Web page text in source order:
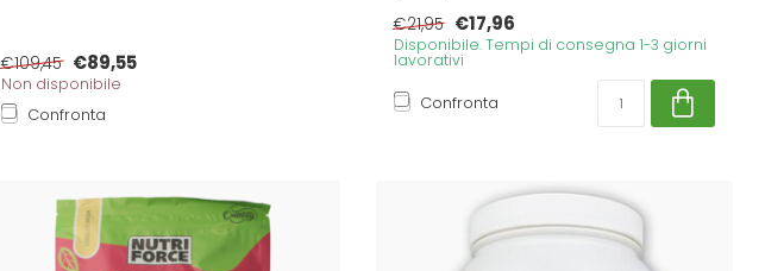
€109,45 €89,55
Non disponibile
Confronta
€21,95 €17,96
Disponibile. Tempi di consegna 1-3 giorni
lavorativi
Confronta